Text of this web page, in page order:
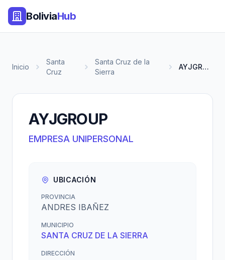
BoliviaHub
Inicio
Santa
Cruz
Santa Cruz de la
Sierra
AYJGROUP
AYJGROUP
EMPRESA UNIPERSONAL
UBICACIÓN
PROVINCIA
ANDRES IBAÑEZ
MUNICIPIO
SANTA CRUZ DE LA SIERRA
DIRECCIÓN